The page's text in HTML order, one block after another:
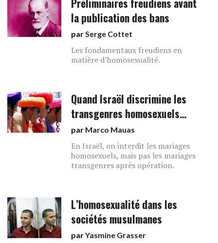
Préliminaires freudiens avant
la publication des bans
parSerge Cottet
Les fondamentaux freudiens en
matière d’homosexualité.
Quand Israël discrimine les
transgenres homosexuels…
par Marco Mauas
En Israël, on interdit les mariages
homosexuels, mais pas les mariages
transgenres après opération.
L’homosexualité dans les
sociétés musulmanes
parYasmine Grasser